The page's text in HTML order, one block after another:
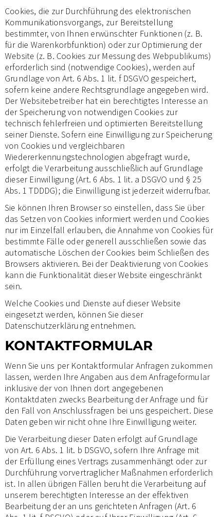
Cookies, die zur Durchführung des elektronischen
Kommunikationsvorgangs, zur Bereitstellung
bestimmter, von Ihnen erwünschter Funktionen (z. B.
für die Warenkorbfunktion) oder zur Optimierung der
Website (z. B. Cookies zur Messung des Webpublikums)
erforderlich sind (notwendige Cookies), werden auf
Grundlage von Art. 6 Abs. 1 lit. f DSGVO gespeichert,
sofern keine andere Rechtsgrundlage angegeben wird.
Der Websitebetreiber hat ein berechtigtes Interesse an
der Speicherung von notwendigen Cookies zur
technisch fehlerfreien und optimierten Bereitstellung
seiner Dienste. Sofern eine Einwilligung zur Speicherung
von Cookies und vergleichbaren
Wiedererkennungstechnologien abgefragt wurde,
erfolgt die Verarbeitung ausschließlich auf Grundlage
dieser Einwilligung (Art. 6 Abs. 1 lit. a DSGVO und § 25
Abs. 1 TDDDG); die Einwilligung ist jederzeit widerrufbar.
Sie können Ihren Browser so einstellen, dass Sie über
das Setzen von Cookies informiert werden und Cookies
nur im Einzelfall erlauben, die Annahme von Cookies für
bestimmte Fälle oder generell ausschließen sowie das
automatische Löschen der Cookies beim Schließen des
Browsers aktivieren. Bei der Deaktivierung von Cookies
kann die Funktionalität dieser Website eingeschränkt
sein.
Welche Cookies und Dienste auf dieser Website
eingesetzt werden, können Sie dieser
Datenschutzerklärung entnehmen.
KONTAKTFORMULAR
Wenn Sie uns per Kontaktformular Anfragen zukommen
lassen, werden Ihre Angaben aus dem Anfrageformular
inklusive der von Ihnen dort angegebenen
Kontaktdaten zwecks Bearbeitung der Anfrage und für
den Fall von Anschlussfragen bei uns gespeichert. Diese
Daten geben wir nicht ohne Ihre Einwilligung weiter.
Die Verarbeitung dieser Daten erfolgt auf Grundlage
von Art. 6 Abs. 1 lit. b DSGVO, sofern Ihre Anfrage mit
der Erfüllung eines Vertrags zusammenhängt oder zur
Durchführung vorvertraglicher Maßnahmen erforderlich
ist. In allen übrigen Fällen beruht die Verarbeitung auf
unserem berechtigten Interesse an der effektiven
Bearbeitung der an uns gerichteten Anfragen (Art. 6